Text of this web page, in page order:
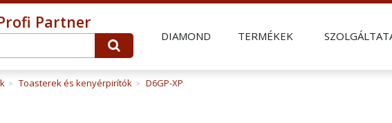
Partner
DIAMOND TERMÉKEK
> Toasterek és kenyérpirítók > D6GP-XP